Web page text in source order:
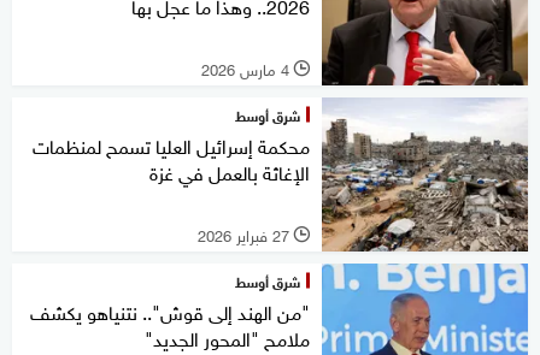
l 4 مارس 2026
شرق أوسط
محكمة إسرائيل العليا تسمح لمنظمات
الإغاثة بالعمل في غزة
l 27 فبراير 2026
شرق أوسط
"من الهند إلى قوش".. نتنياهو يكشف
ملامح "المحور الجديد"